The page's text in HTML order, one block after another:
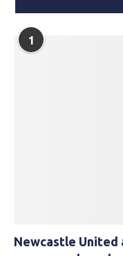
1
Newcastle United